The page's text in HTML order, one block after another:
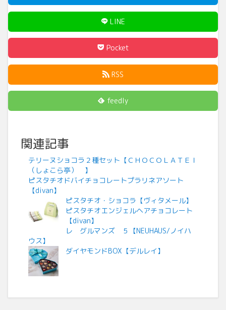
LINE
Pocket
RSS
feedly
関連記事
テリーヌショコラ２種セット【ＣＨＯＣＯＬＡＴＥＩ
（しょこら亭） 】
ピスタチオドバイチョコレートプラリネアソート
【divan】
ピスタチオ・ショコラ【ヴィタメール】
ピスタチオエンジェルヘアチョコレート
【divan】
レ グルマンズ ５【NEUHAUS/ノイハ
ウス】
ダイヤモンドBOX【デルレイ】